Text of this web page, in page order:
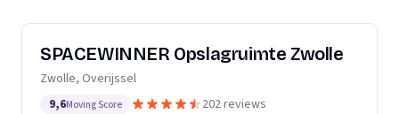
SPACEWINNER Opslagruimte Zwolle
Zwolle, Overijssel
9,6Moving Score 202 reviews